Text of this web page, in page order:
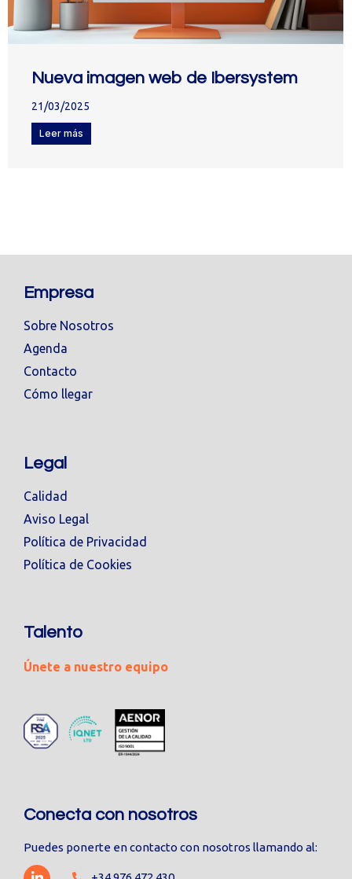
Nueva imagen web de Ibersystem
21/03/2025
Leer más
Empresa
Sobre Nosotros
Agenda
Contacto
Cómo llegar
Legal
Calidad
Aviso Legal
Política de Privacidad
Política de Cookies
Talento
Únete a nuestro equipo
Conecta con nosotros
Puedes ponerte en contacto con nosotros llamando al: